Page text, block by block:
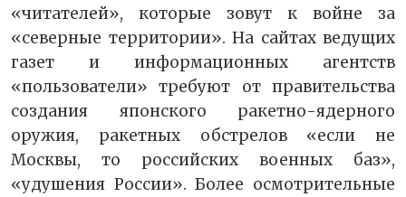
«читателей», которые зовут к войне за
«северные территории». На сайтах ведущих
газет и информационных агентств
«пользователи» требуют от правительства
создания японского ракетно-ядерного
оружия, ракетных обстрелов «если не
Москвы, то российских военных баз»,
«удушения России». Более осмотрительные